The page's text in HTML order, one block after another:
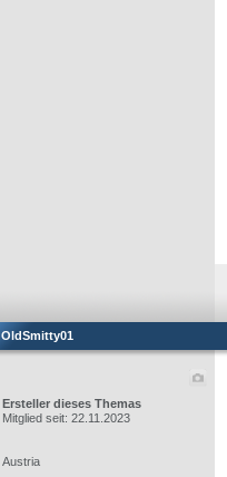
OldSmitty01
Ersteller dieses Themas
Mitglied seit: 22.11.2023
Austria